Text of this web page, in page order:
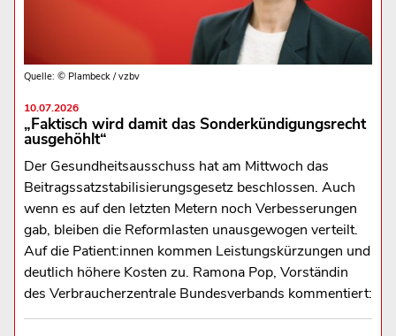
Quelle: © Plambeck / vzbv
10.07.2026
„Faktisch wird damit das Sonderkündigungsrecht
ausgehöhlt“
Der Gesundheitsausschuss hat am Mittwoch das
Beitragssatzstabilisierungsgesetz beschlossen. Auch
wenn es auf den letzten Metern noch Verbesserungen
gab, bleiben die Reformlasten unausgewogen verteilt.
Auf die Patient:innen kommen Leistungskürzungen und
deutlich höhere Kosten zu. Ramona Pop, Vorständin
des Verbraucherzentrale Bundesverbands kommentiert: